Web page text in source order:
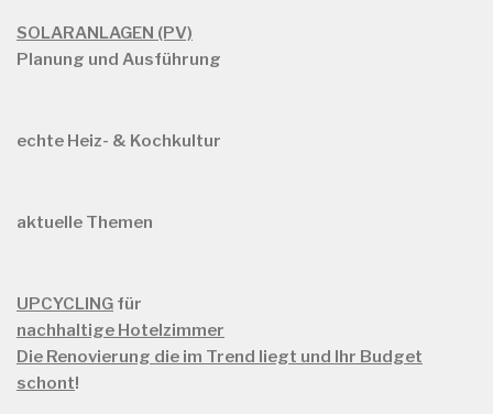
SOLARANLAGEN (PV)
Planung und Ausführung
echte Heiz- & Kochkultur
aktuelle Themen
UPCYCLING für
nachhaltige Hotelzimmer
Die Renovierung die im Trend liegt und Ihr Budget
schont!